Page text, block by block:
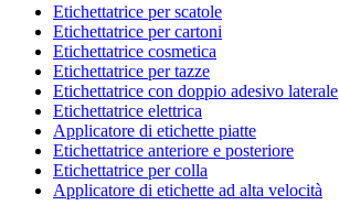
Etichettatrice per scatole
Etichettatrice per cartoni
Etichettatrice cosmetica
Etichettatrice per tazze
Etichettatrice con doppio adesivo laterale
Etichettatrice elettrica
Applicatore di etichette piatte
Etichettatrice anteriore e posteriore
Etichettatrice per colla
Applicatore di etichette ad alta velocità